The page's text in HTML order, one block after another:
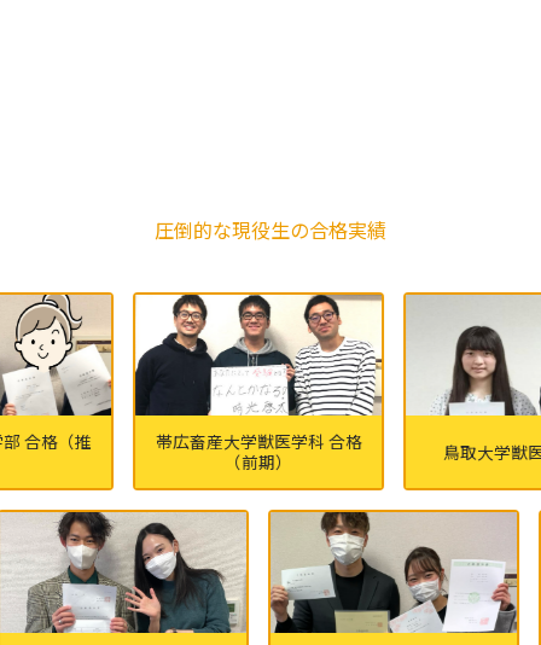
圧倒的な現役生の合格実績
推
帯広畜産大学獣医学科 合格
（前期）
鳥取大学獣医学部